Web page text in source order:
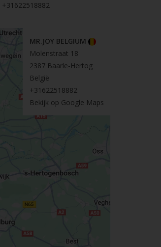
+31622518882
MR.JOY BELGIUM
Molenstraat 18
2387 Baarle-Hertog
België
+31622518882
Bekijk op Google Maps